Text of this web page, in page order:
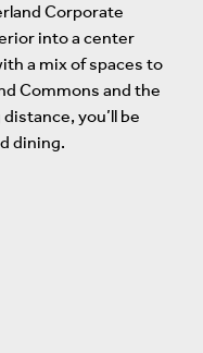
Corporate
into a center
a mix of spaces to
Commons and the
you’ll be
dining.